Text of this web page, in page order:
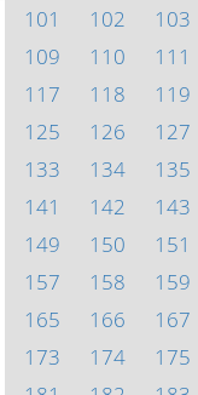
101
102 103
109
110 111
117
118 119
125
126 127
133
134 135
141
142 143
149
150 151
157
158 159
165
166 167
173
174 175